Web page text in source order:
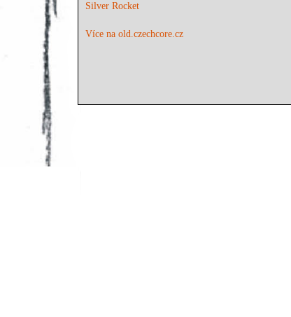
Silver Rocket
Více na old.czechcore.cz